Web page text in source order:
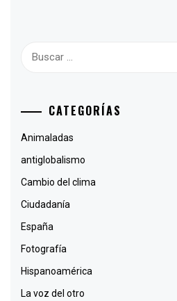
CATEGORÍAS
Animaladas
antiglobalismo
Cambio del clima
Ciudadanía
España
Fotografía
Hispanoamérica
La voz del otro